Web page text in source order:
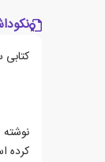
کتابی
کرده